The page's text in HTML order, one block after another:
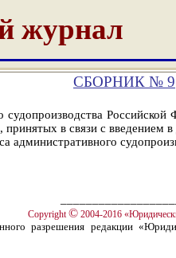
журнал
СБОРНИК № 9
Российской
в связи с введением
административного
Copyright ©2004-2016
разрешения редакции